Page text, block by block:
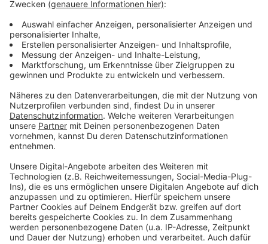
ADAC: Viel los auf den Autobahnen in und um
Leverkusen
Aktuelle Studie bewertet Leverkusens Ärzte gut
Zeugen gesucht: Einbruch in Leverkusener Gaststätte
Anzeige
Anzeige